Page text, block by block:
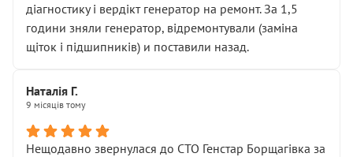
діагностику і вердікт генератор на ремонт. За 1,5
години зняли генератор, відремонтували (заміна
щіток і підшипників) и поставили назад.
Наталія Г.
9 місяців тому
Нещодавно звернулася до СТО Генстар Борщагівка за